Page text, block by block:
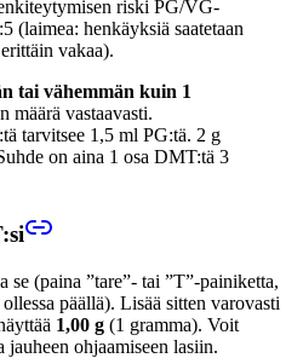
riski PG/VG-
(laimea: henkäyksiä saatetaan
vakaa).
tai vähemmän kuin 1
määrä vastaavasti.
tarvitsee 1,5 ml PG:tä. 2 g
on aina 1 osa DMT:tä 3
se (paina ”tare”- tai ”T”-painiketta,
päällä). Lisää sitten varovasti
1,00 g (1 gramma). Voit
jauheen ohjaamiseen lasiin.